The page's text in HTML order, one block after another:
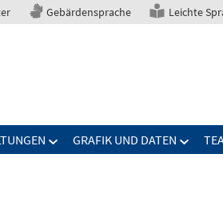
Gebärdensprache Leichte
GRAFIK UND DATEN